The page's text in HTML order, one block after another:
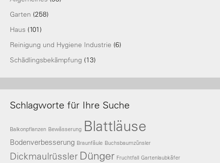
Garten (258)
Haus (101)
Reinigung und Hygiene Industrie (6)
Schädlingsbekämpfung (13)
Schlagworte für Ihre Suche
Balkonpflanzen Bewässerung Blattläuse
Bodenverbesserung Braunfäule Buchsbaumzünsler
Dickmaulrüssler Dünger Fruchtfall Gartenlaubkäfer